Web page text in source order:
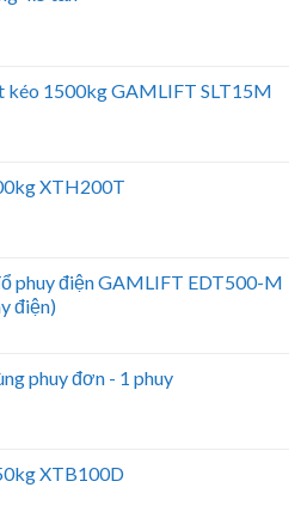
kéo 1500kg GAMLIFT SLT15M
XTH200T
phuy điện GAMLIFT EDT500-M
điện)
phuy đơn - 1 phuy
XTB100D